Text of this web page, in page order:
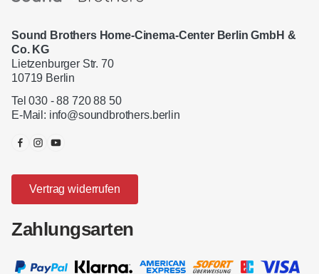
Sound Brothers Home-Cinema-Center Berlin GmbH &
Co. KG
Lietzenburger Str. 70
10719 Berlin
Tel 030 - 88 720 88 50
E-Mail: info@soundbrothers.berlin
Vertrag widerrufen
Zahlungsarten